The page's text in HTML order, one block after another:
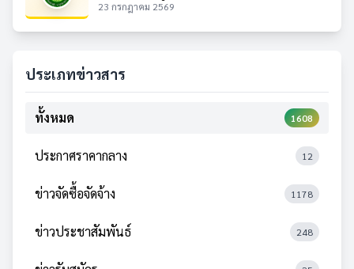
23 กรกฎาคม 2569
ประเภทข่าวสาร
ทั้งหมด 1608
ประกาศราคากลาง 12
ข่าวจัดซื้อจัดจ้าง 1178
ข่าวประชาสัมพันธ์ 248